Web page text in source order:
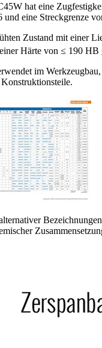
hat eine
eine Streckgrenze
Zustand mit einer
Härte von ≤ 190 HB
im